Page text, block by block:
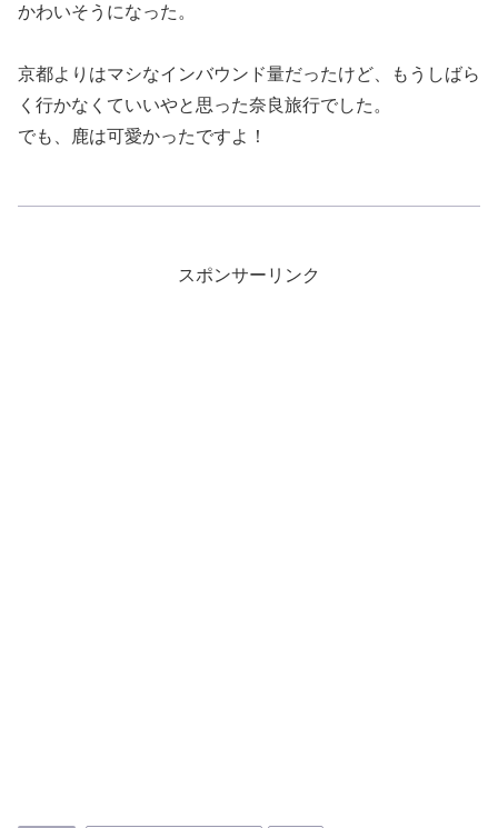
かわいそうになった。
京都よりはマシなインバウンド量だったけど、もうしばら
く行かなくていいやと思った奈良旅行でした。
でも、鹿は可愛かったですよ！
スポンサーリンク